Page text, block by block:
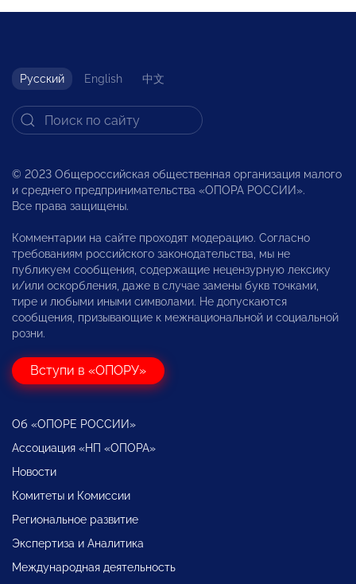
Русский English 中文
© 2023 Общероссийская общественная организация малого
и среднего предпринимательства «ОПОРА РОССИИ».
Все права защищены.
Комментарии на сайте проходят модерацию. Согласно
требованиям российского законодательства, мы не
публикуем сообщения, содержащие нецензурную лексику
и/или оскорбления, даже в случае замены букв точками,
тире и любыми иными символами. Не допускаются
сообщения, призывающие к межнациональной и социальной
розни.
Вступи в «ОПОРУ»
Об «ОПОРЕ РОССИИ»
Ассоциация «НП «ОПОРА»
Новости
Комитеты и Комиссии
Региональное развитие
Экспертиза и Аналитика
Международная деятельность